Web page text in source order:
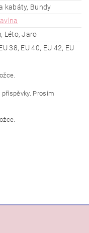
kabáty, Bundy
Léto, Jaro
38, EU 40, EU 42, EU
Prosím